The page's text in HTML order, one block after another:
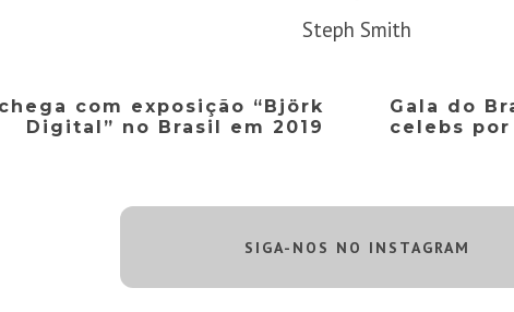
Steph Smith
com exposição “Björk
Digital” no Brasil em 2019
Gala do
celebs por
SIGA-NOS NO INSTAGRAM